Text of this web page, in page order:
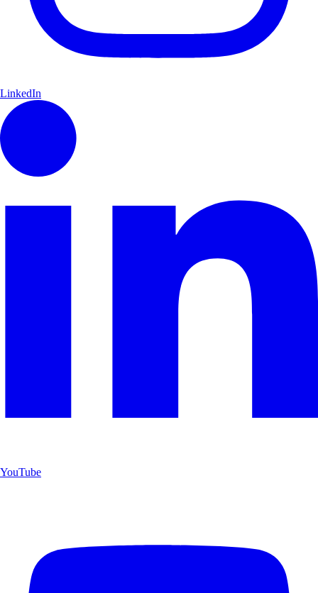
LinkedIn
YouTube